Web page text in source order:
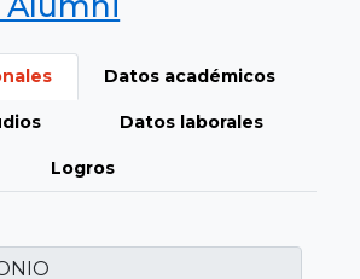
Datos académicos
Datos laborales
Logros